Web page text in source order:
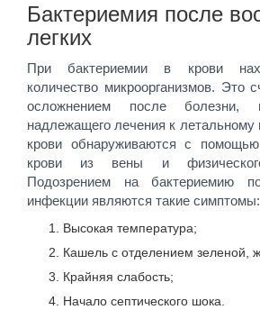
Бактериемия после
легких
При бактериемии в крови
количество микроорганизмов. Это
осложнением после болезни,
надлежащего лечения к летальному
крови обнаруживаются с
крови из вены и
Подозрением на бактериемию
инфекции являются такие симптомы:
Высокая температура;
Кашель с отделением зеленой,
Крайняя слабость;
Начало септического шока.